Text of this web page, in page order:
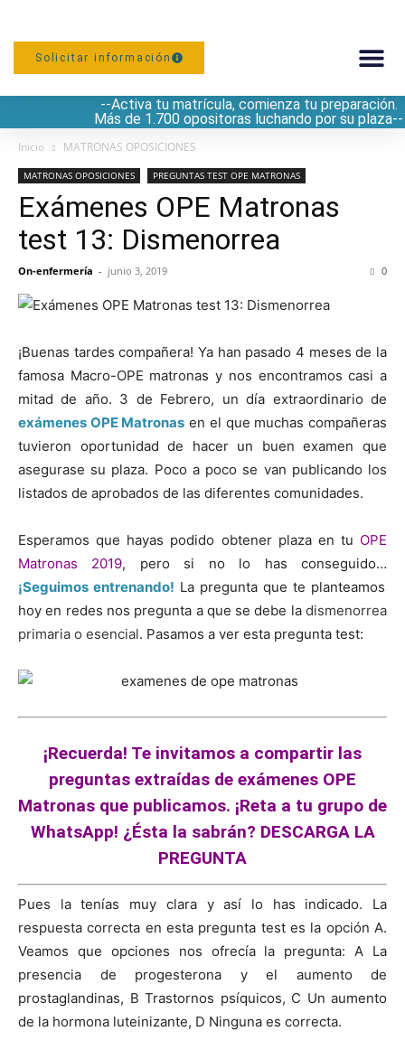
Solicitar información
--Activa tu matrícula, comienza tu preparación.
Más de 1.700 opositoras luchando por su plaza--
Inicio MATRONAS OPOSICIONES
MATRONAS OPOSICIONES PREGUNTAS TEST OPE MATRONAS
Exámenes OPE Matronas
test 13: Dismenorrea
On-enfermería - junio 3, 2019 0
¡Buenas tardes compañera! Ya han pasado 4 meses de la
famosa Macro-OPE matronas y nos encontramos casi a
mitad de año. 3 de Febrero, un día extraordinario de
exámenes OPE Matronas en el que muchas compañeras
tuvieron oportunidad de hacer un buen examen que
asegurase su plaza. Poco a poco se van publicando los
listados de aprobados de las diferentes comunidades.
Esperamos que hayas podido obtener plaza en tu OPE
Matronas 2019, pero si no lo has conseguido…
¡Seguimos entrenando! La pregunta que te planteamos
hoy en redes nos pregunta a que se debe la dismenorrea
primaria o esencial. Pasamos a ver esta pregunta test:
¡Recuerda! Te invitamos a compartir las
preguntas extraídas de exámenes OPE
Matronas que publicamos. ¡Reta a tu grupo de
WhatsApp! ¿Ésta la sabrán? DESCARGA LA
PREGUNTA
Pues la tenías muy clara y así lo has indicado. La
respuesta correcta en esta pregunta test es la opción A.
Veamos que opciones nos ofrecía la pregunta: A La
presencia de progesterona y el aumento de
prostaglandinas, B Trastornos psíquicos, C Un aumento
de la hormona luteinizante, D Ninguna es correcta.